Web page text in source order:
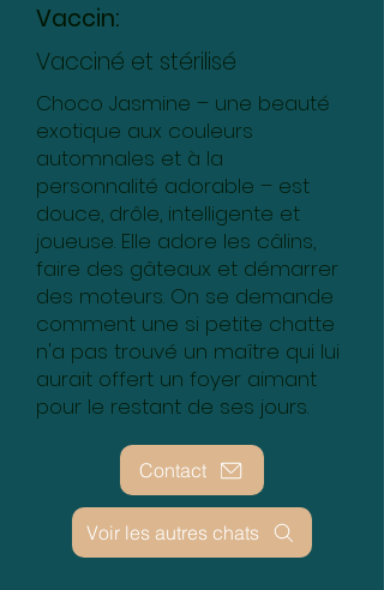
Vaccin:
Vacciné et stérilisé
Choco Jasmine – une beauté
exotique aux couleurs
automnales et à la
personnalité adorable – est
douce, drôle, intelligente et
joueuse. Elle adore les câlins,
faire des gâteaux et démarrer
des moteurs. On se demande
comment une si petite chatte
n'a pas trouvé un maître qui lui
aurait offert un foyer aimant
pour le restant de ses jours.
Contact
Voir les autres chats